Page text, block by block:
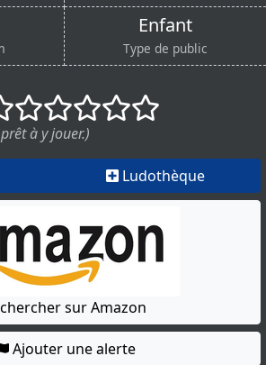
Enfant
Type de public
() () () () ()
()
à y jouer.)
Ludothèque
sur Amazon
Ajouter une alerte